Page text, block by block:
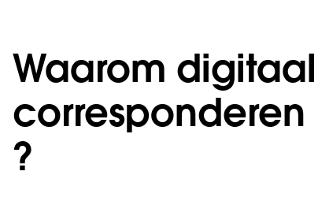
Waarom digitaal
corresponderen
?